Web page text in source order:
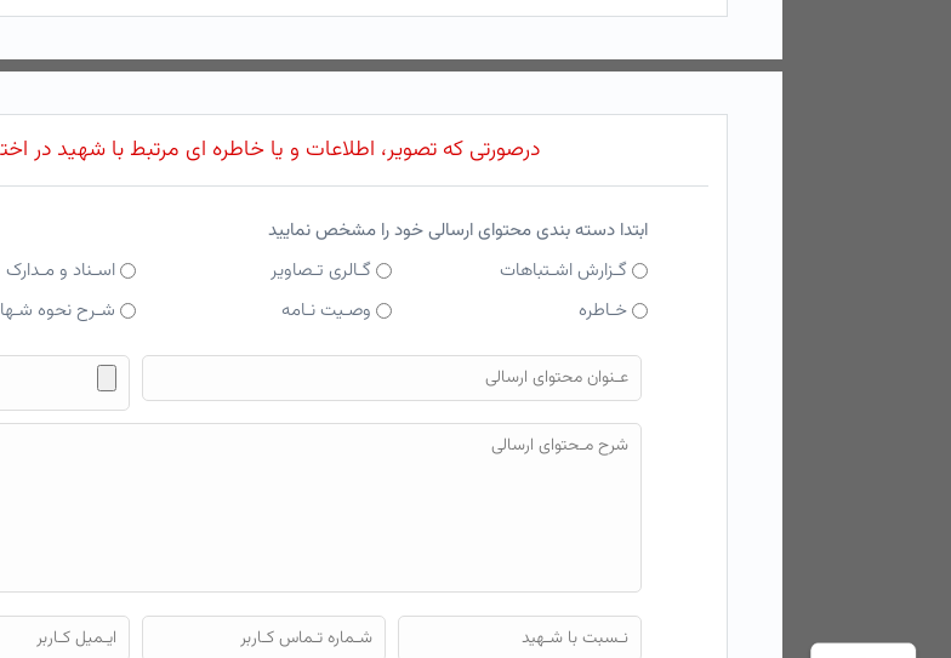
درصورتی که تصویر، اطلاعات و یا خاطره ای مرتبط با شهید در
ابتدا دسته بندی محتوای ارسالی خود را مشخص نمایید
گـزارش اشـتباهات
گـالری تـصاویر اسـناد و مـدارک
خـاطره
وصـیت نـامه شـرح نحوه
فایل محتوای